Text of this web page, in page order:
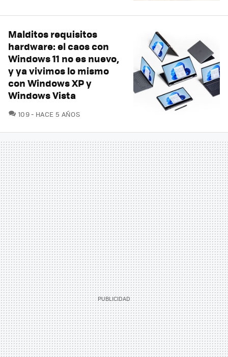
Malditos requisitos
hardware: el caos con
Windows 11 no es nuevo,
y ya vivimos lo mismo
con Windows XP y
Windows Vista
109COMENTARIOS
HACE 5 AÑOS